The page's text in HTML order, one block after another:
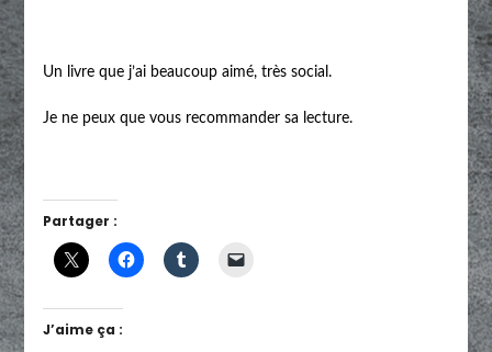
Un livre que j’ai beaucoup aimé, très social.
Je ne peux que vous recommander sa lecture.
Partager :
J’aime ça :